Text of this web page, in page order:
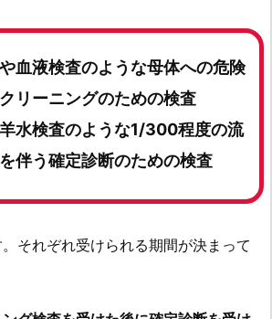
血液検査のような母体への危険
リーニングのための検査
水検査のような1/300程度の流
伴う確定診断のための検査
それぞれ受けられる期間が決まって